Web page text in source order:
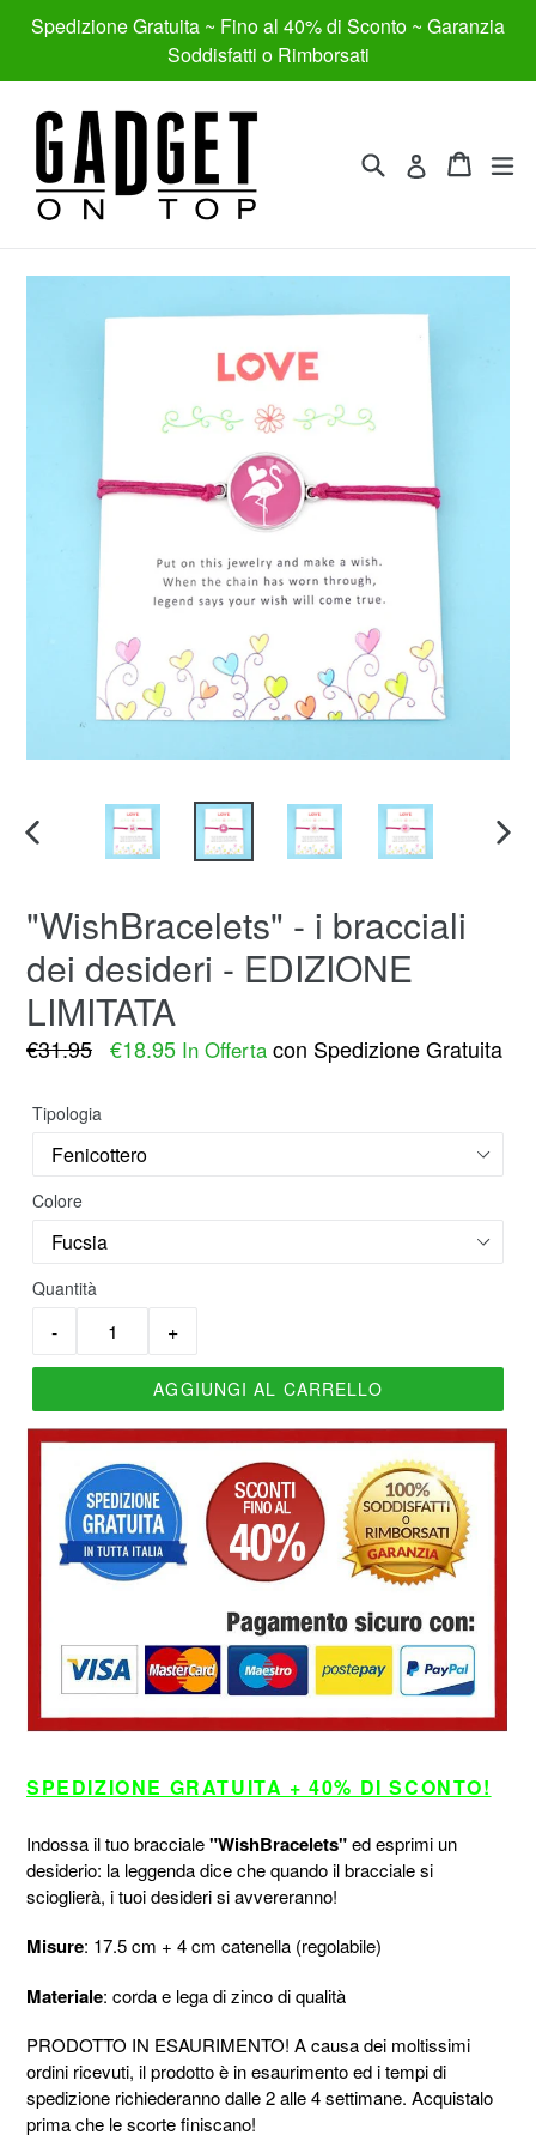
direttamente
Spedizione Gratuita ~ Fino al 40% di Sconto ~ Garanzia
Soddisfatti o Rimborsati
Cerca Accedi
"WishBracelets" - i bracciali
dei desideri - EDIZIONE
LIMITATA
Prezzo
listino
€31.95 €18.95 In Offerta con Spedizione Gratuita
Tipologia
Colore
Quantità
AGGIUNGI AL CARRELLO
SPEDIZIONE GRATUITA + 40% DI SCONTO!
Indossa il tuo bracciale"WishBracelets"ed esprimi un
desiderio: la leggenda dice che quando il bracciale si
scioglierà, i tuoi desideri si avvereranno!
Misure: 17.5 cm + 4 cm catenella (regolabile)
Materiale: corda e lega di zinco di qualità
PRODOTTO IN ESAURIMENTO! A causa dei moltissimi
ordini ricevuti, il prodotto è in esaurimento ed i tempi di
spedizione richiederanno dalle 2 alle 4 settimane. Acquistalo
prima che le scorte finiscano!